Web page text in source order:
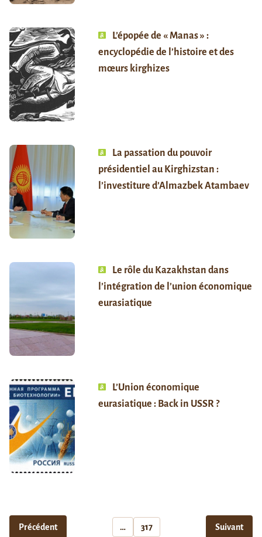
L’épopée de « Manas » :
encyclopédie de l’histoire et des
mœurs kirghizes
La passation du pouvoir
présidentiel au Kirghizstan :
l’investiture d’Almazbek Atambaev
Le rôle du Kazakhstan dans
l’intégration de l’union économique
eurasiatique
L’Union économique
eurasiatique : Back in USSR ?
Précédent … 317 Suivant